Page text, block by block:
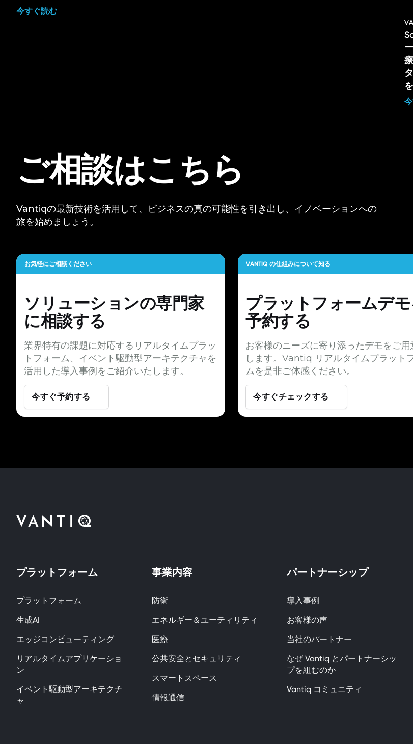
今すぐ読む
ご相談はこちら
Vantiqの最新技術を活用して、ビジネスの真の可能性を引き出し、イノベーションへの
旅を始めましょう。
お気軽にご相談ください
ソリューションの専門家
に相談する
業界特有の課題に対応するリアルタイムプラッ
トフォーム、イベント駆動型アーキテクチャを
活用した導入事例をご紹介いたします。
今すぐ予約する
VANTIQ の仕組みについて知る
プラットフォームデ
予約する
お客様のニーズに寄り添ったデモをご用
します。Vantiq リアルタイムプラット
ムを是非ご体感ください。
今すぐチェックする
プラットフォーム
プラットフォーム
生成AI
エッジコンピューティング
リアルタイムアプリケーショ
ン
イベント駆動型アーキテクチ
ャ
事業内容
防衛
エネルギー＆ユーティリティ
医療
公共安全とセキュリティ
スマートスペース
情報通信
パートナーシップ
導入事例
お客様の声
当社のパートナー
なぜ Vantiq とパートナーシッ
プを組むのか
Vantiq コミュニティ